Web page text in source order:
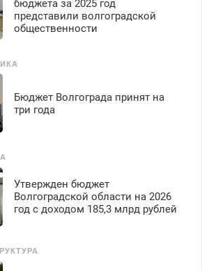
бюджета за 2025 год
представили волгоградской
общественности
Бюджет Волгограда принят на
три года
Утвержден бюджет
Волгоградской области на 2026
год с доходом 185,3 млрд рублей